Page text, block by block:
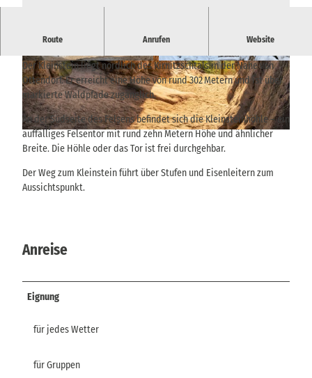
© viawww.saechsische-schweiz.de , Britta Prema-Hirschburger | CC-BY-SA
© TVSSW, Nicole Hesse |CC-BY © TVSSW, Nicole Hesse |CC-BY
Route Anrufen Website
Schöner Aussichtspunkt und domartige Durchgangshöhle im
Der Kleinstein liegt nördlich des Kirnitzschtals in der Nähe von
Ottendorf. Er erreicht eine Höhe von rund 302 Metern und ist über
markierte Waldpfade zugänglich.
An der Südseite des Felsens befindet sich die Kleinsteinhöhle – ein
auffälliges Felsentor mit rund zehn Metern Höhe und ähnlicher
Breite. Die Höhle oder das Tor ist frei durchgehbar.
Der Weg zum Kleinstein führt über Stufen und Eisenleitern zum
Aussichtspunkt.
Anreise
Eignung
für jedes Wetter
für Gruppen